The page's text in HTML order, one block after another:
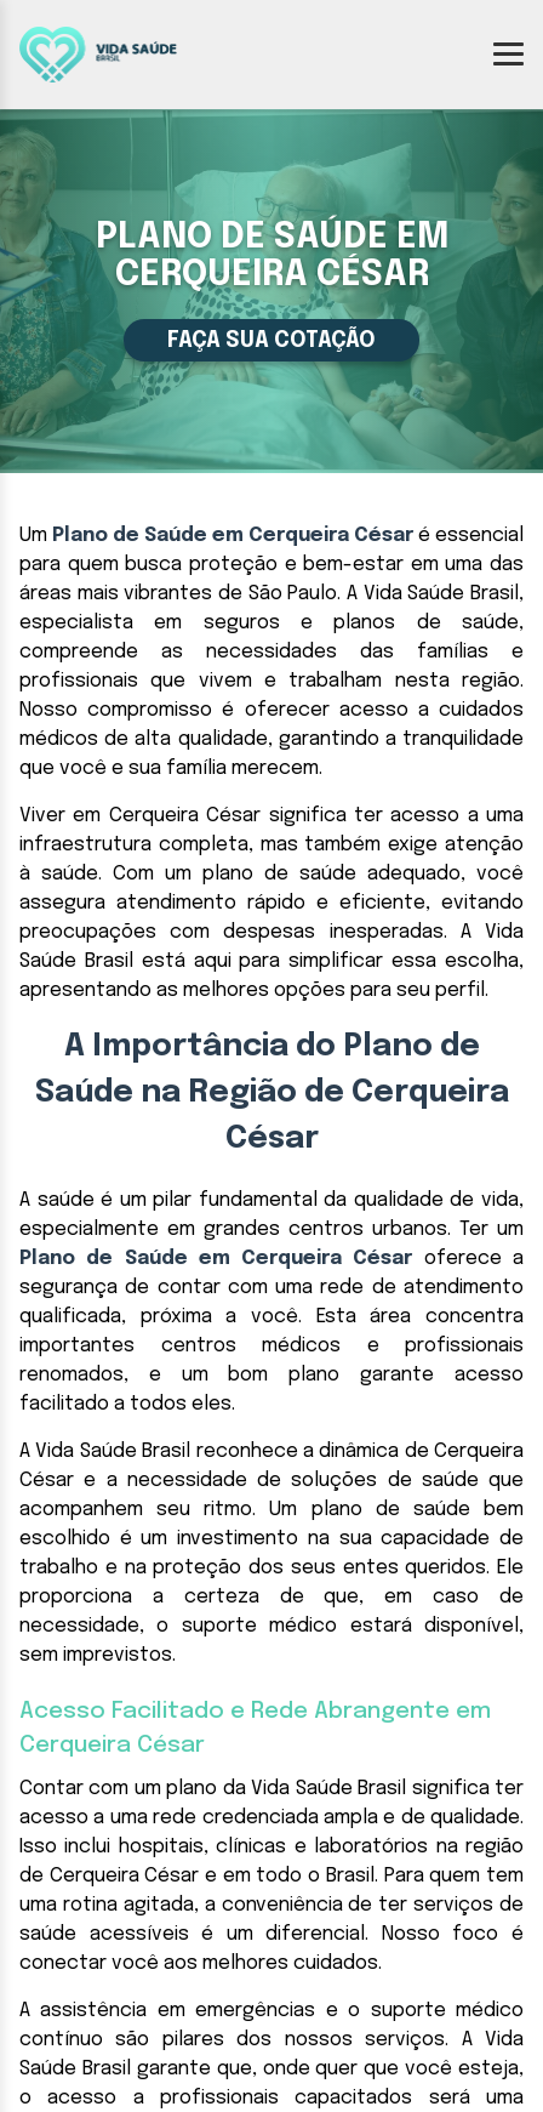
PLANO DE SAÚDE EM
CERQUEIRA CÉSAR
FAÇA SUA COTAÇÃO
Um Plano de Saúde em Cerqueira César é essencial
para quem busca proteção e bem-estar em uma das
áreas mais vibrantes de São Paulo. A Vida Saúde Brasil,
especialista em seguros e planos de saúde,
compreende as necessidades das famílias e
profissionais que vivem e trabalham nesta região.
Nosso compromisso é oferecer acesso a cuidados
médicos de alta qualidade, garantindo a tranquilidade
que você e sua família merecem.
Viver em Cerqueira César significa ter acesso a uma
infraestrutura completa, mas também exige atenção
à saúde. Com um plano de saúde adequado, você
assegura atendimento rápido e eficiente, evitando
preocupações com despesas inesperadas. A Vida
Saúde Brasil está aqui para simplificar essa escolha,
apresentando as melhores opções para seu perfil.
A Importância do Plano de
Saúde na Região de Cerqueira
César
A saúde é um pilar fundamental da qualidade de vida,
especialmente em grandes centros urbanos. Ter um
Plano de Saúde em Cerqueira César oferece a
segurança de contar com uma rede de atendimento
qualificada, próxima a você. Esta área concentra
importantes centros médicos e profissionais
renomados, e um bom plano garante acesso
facilitado a todos eles.
A Vida Saúde Brasil reconhece a dinâmica de Cerqueira
César e a necessidade de soluções de saúde que
acompanhem seu ritmo. Um plano de saúde bem
escolhido é um investimento na sua capacidade de
trabalho e na proteção dos seus entes queridos. Ele
proporciona a certeza de que, em caso de
necessidade, o suporte médico estará disponível,
sem imprevistos.
Acesso Facilitado e Rede Abrangente em
Cerqueira César
Contar com um plano da Vida Saúde Brasil significa ter
acesso a uma rede credenciada ampla e de qualidade.
Isso inclui hospitais, clínicas e laboratórios na região
de Cerqueira César e em todo o Brasil. Para quem tem
uma rotina agitada, a conveniência de ter serviços de
saúde acessíveis é um diferencial. Nosso foco é
conectar você aos melhores cuidados.
A assistência em emergências e o suporte médico
contínuo são pilares dos nossos serviços. A Vida
Saúde Brasil garante que, onde quer que você esteja,
o acesso a profissionais capacitados será uma